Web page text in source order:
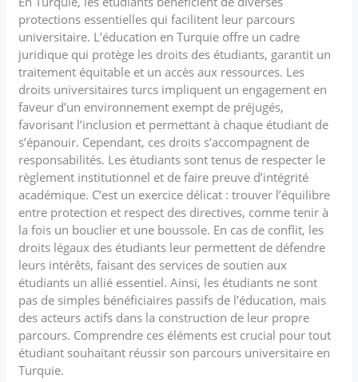
protections essentielles qui facilitent leur parcours
universitaire. L’éducation en Turquie offre un cadre
juridique qui protège les droits des étudiants, garantit un
traitement équitable et un accès aux ressources. Les
droits universitaires turcs impliquent un engagement en
faveur d’un environnement exempt de préjugés,
favorisant l’inclusion et permettant à chaque étudiant de
s’épanouir. Cependant, ces droits s’accompagnent de
responsabilités. Les étudiants sont tenus de respecter le
règlement institutionnel et de faire preuve d’intégrité
académique. C’est un exercice délicat : trouver l’équilibre
entre protection et respect des directives, comme tenir à
la fois un bouclier et une boussole. En cas de conflit, les
droits légaux des étudiants leur permettent de défendre
leurs intérêts, faisant des services de soutien aux
étudiants un allié essentiel. Ainsi, les étudiants ne sont
pas de simples bénéficiaires passifs de l’éducation, mais
des acteurs actifs dans la construction de leur propre
parcours. Comprendre ces éléments est crucial pour tout
étudiant souhaitant réussir son parcours universitaire en
Turquie.